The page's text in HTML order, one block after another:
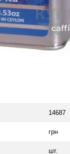
14687
грн
шт.